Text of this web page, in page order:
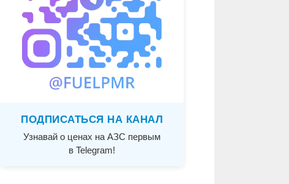
ПОДПИСАТЬСЯ НА КАНАЛ
Узнавай о ценах на АЗС первым
в Telegram!